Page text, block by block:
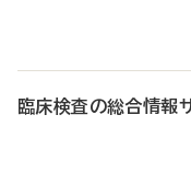
臨床検査の総合情報